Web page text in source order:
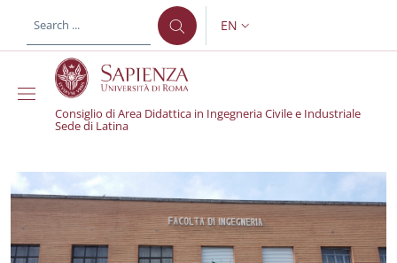
LANGUAGE SWITCHER:
EN
Consiglio di Area Didattica in Ingegneria Civile e Industriale
Sede di Latina
Consiglio di Area
Home Page